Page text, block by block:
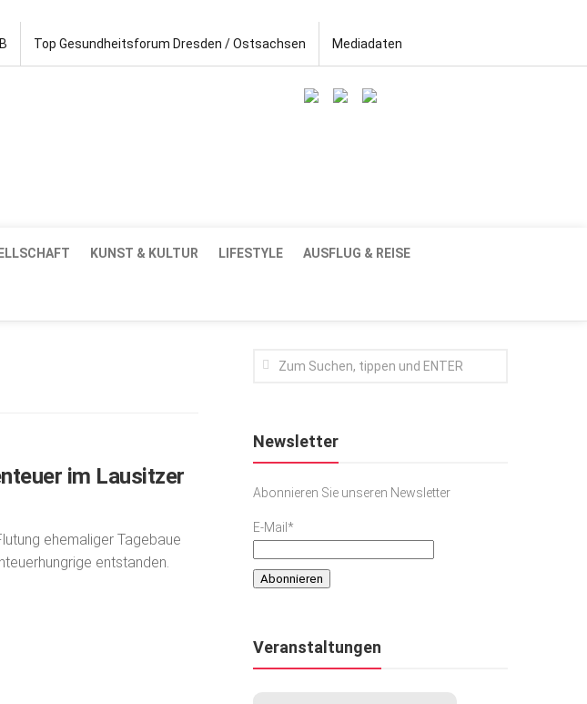
Top Gesundheitsforum Dresden / Ostsachsen Mediadaten
KUNST & KULTUR LIFESTYLE AUSFLUG & REISE
im Lausitzer
ehemaliger Tagebaue
entstanden.
Newsletter
Abonnieren Sie unseren Newsletter
E-Mail*
Veranstaltungen